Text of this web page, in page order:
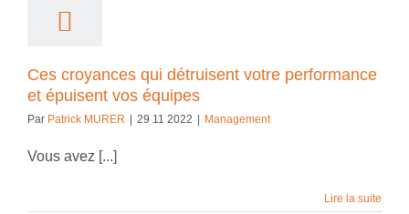
Ces croyances qui détruisent votre performance
et épuisent vos équipes
Par Patrick MURER 29 11 2022 Management
Vous avez [...]
Lire la suite